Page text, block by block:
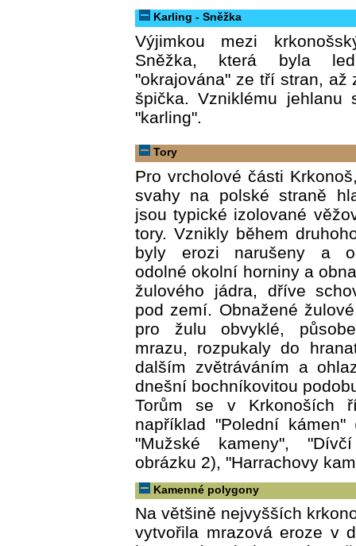
Karling - Sněžka
Výjimkou mezi
Sněžka, která byla
"okrajována" ze tří stran, až
špička. Vzniklému jehlanu
"karling".
Tory
Pro vrcholové části
svahy na polské straně
jsou typické izolované
tory. Vznikly během
byly erozi narušeny a
odolné okolní horniny a
žulového jádra, dříve
pod zemí. Obnažené
pro žulu obvyklé,
mrazu, rozpukaly do
dalším zvětráváním a
dnešní bochníkovitou
Torům se v Krkonoších
například "Polední
"Mužské kameny",
obrázku 2), "Harrachovy
Kamenné polygony
Na většině nejvyšších
vytvořila mrazová eroze v